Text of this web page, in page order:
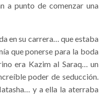
a punto de comenzar una
en su carrera… que estaba
que ponerse para la boda
era Kazim al Saraq… un
poder de seducción.
y a ella la aterraba